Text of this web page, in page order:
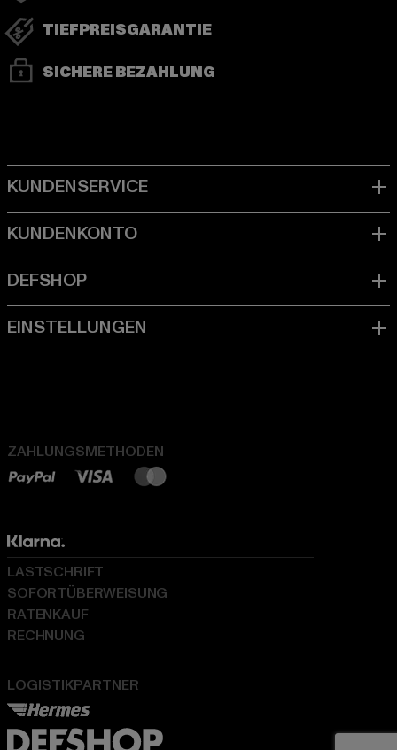
TIEFPREISGARANTIE
SICHERE BEZAHLUNG
ZAHLUNGSMETHODEN
LOGISTIKPARTNER
LASTSCHRIFT
SOFORTÜBERWEISUNG
RATENKAUF
RECHNUNG